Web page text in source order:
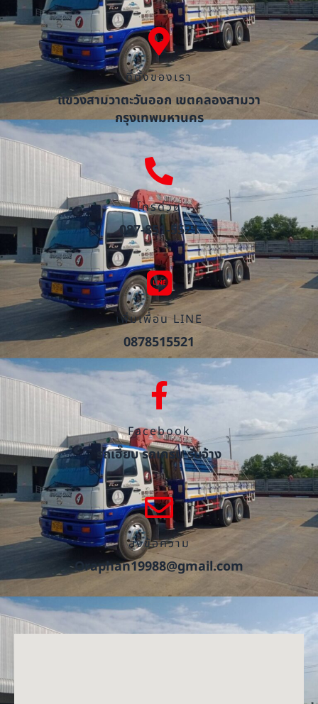
ที่ตั้งของเรา
แขวงสามวาตะวันออก เขตคลองสามวา
กรุงเทพมหานคร
โทรด่วน
087-851-5521
เพิ่มเพื่อน LINE
0878515521
Facebook
รถเฮี๊ยบ รถเครน รับจ้าง
ส่งข้อความ
Oraphan19988@gmail.com